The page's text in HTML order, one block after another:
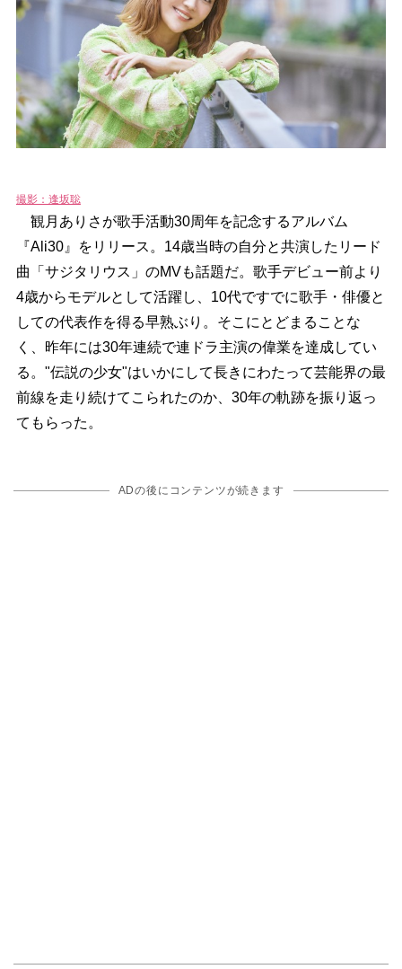
撮影：逢坂聡
観月ありさが歌手活動30周年を記念するアルバム
『Ali30』をリリース。14歳当時の自分と共演したリード
曲「サジタリウス」のMVも話題だ。歌手デビュー前より
4歳からモデルとして活躍し、10代ですでに歌手・俳優と
しての代表作を得る早熟ぶり。そこにとどまることな
く、昨年には30年連続で連ドラ主演の偉業を達成してい
る。"伝説の少女"はいかにして長きにわたって芸能界の最
前線を走り続けてこられたのか、30年の軌跡を振り返っ
てもらった。
ADの後にコンテンツが続きます